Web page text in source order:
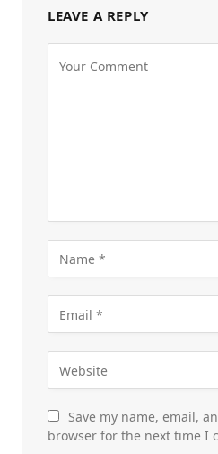
LEAVE A REPLY
Save my name, email,
browser for the next time I